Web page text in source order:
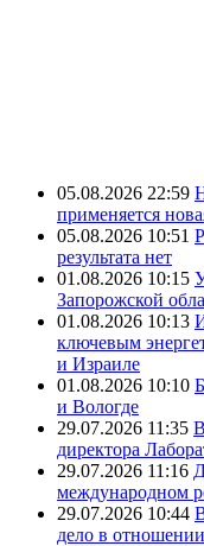
05.08.2026 22:59
применяется
05.08.2026 10:51
результата нет
01.08.2026 10:15
Запорожской
01.08.2026 10:13
ключевым
и Израиле
01.08.2026 10:10
и Вологде
29.07.2026 11:35
директора
29.07.2026 11:16
международном
29.07.2026 10:44
дело в